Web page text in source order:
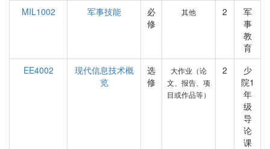
MIL1002
军事技能
必
修
其他 2
军
事
教
育
EE4002
现代信息技术概
览
选
修
大作业（论
文、报告、项
目或作品等）
2
少
院1
年
级
导
论
课